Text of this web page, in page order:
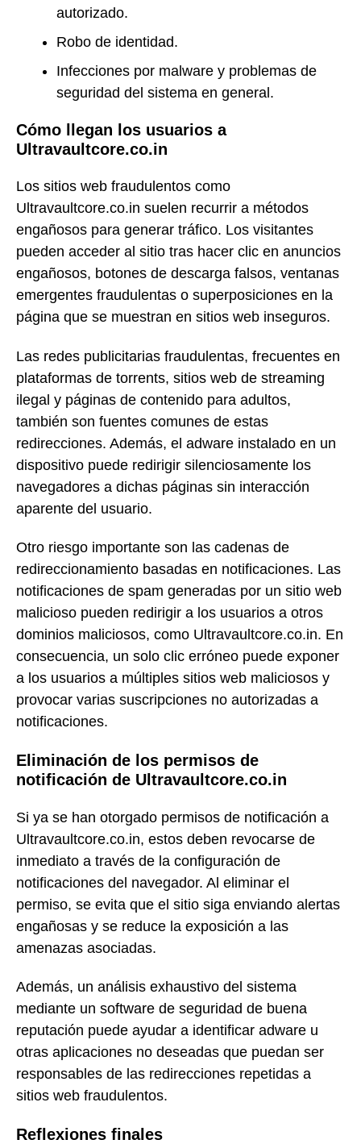
autorizado.
Robo de identidad.
Infecciones por malware y problemas de
seguridad del sistema en general.
Cómo llegan los usuarios a
Ultravaultcore.co.in
Los sitios web fraudulentos como
Ultravaultcore.co.in suelen recurrir a métodos
engañosos para generar tráfico. Los visitantes
pueden acceder al sitio tras hacer clic en anuncios
engañosos, botones de descarga falsos, ventanas
emergentes fraudulentas o superposiciones en la
página que se muestran en sitios web inseguros.
Las redes publicitarias fraudulentas, frecuentes en
plataformas de torrents, sitios web de streaming
ilegal y páginas de contenido para adultos,
también son fuentes comunes de estas
redirecciones. Además, el adware instalado en un
dispositivo puede redirigir silenciosamente los
navegadores a dichas páginas sin interacción
aparente del usuario.
Otro riesgo importante son las cadenas de
redireccionamiento basadas en notificaciones. Las
notificaciones de spam generadas por un sitio web
malicioso pueden redirigir a los usuarios a otros
dominios maliciosos, como Ultravaultcore.co.in. En
consecuencia, un solo clic erróneo puede exponer
a los usuarios a múltiples sitios web maliciosos y
provocar varias suscripciones no autorizadas a
notificaciones.
Eliminación de los permisos de
notificación de Ultravaultcore.co.in
Si ya se han otorgado permisos de notificación a
Ultravaultcore.co.in, estos deben revocarse de
inmediato a través de la configuración de
notificaciones del navegador. Al eliminar el
permiso, se evita que el sitio siga enviando alertas
engañosas y se reduce la exposición a las
amenazas asociadas.
Además, un análisis exhaustivo del sistema
mediante un software de seguridad de buena
reputación puede ayudar a identificar adware u
otras aplicaciones no deseadas que puedan ser
responsables de las redirecciones repetidas a
sitios web fraudulentos.
Reflexiones finales